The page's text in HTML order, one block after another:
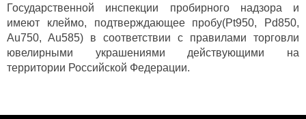
Государственной инспекции пробирного надзора и
имеют клеймо, подтверждающее пробу(Pt950, Pd850,
Au750, Au585) в соответствии с правилами торговли
ювелирными украшениями действующими на
территории Российской Федерации.